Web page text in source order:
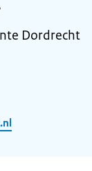
Dordrecht